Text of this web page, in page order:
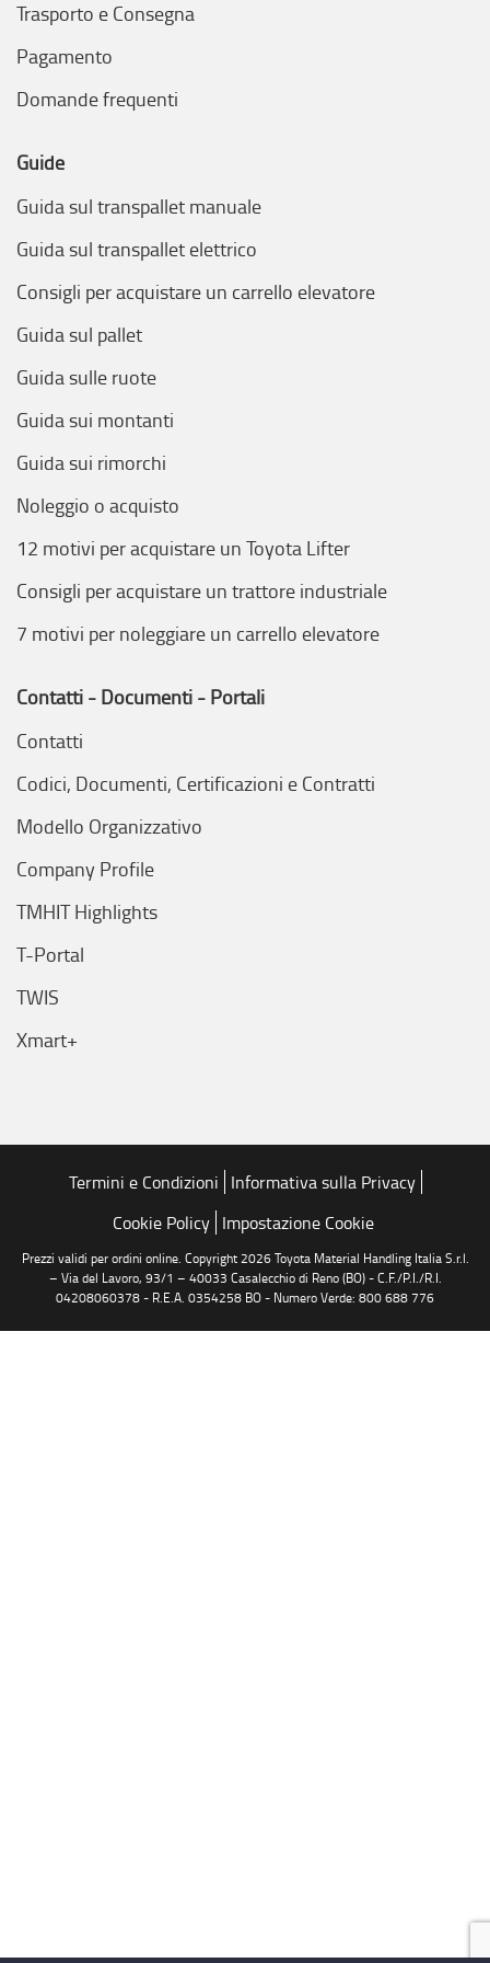
Trasporto e Consegna
Pagamento
Domande frequenti
Guide
Guida sul transpallet manuale
Guida sul transpallet elettrico
Consigli per acquistare un carrello elevatore
Guida sul pallet
Guida sulle ruote
Guida sui montanti
Guida sui rimorchi
Noleggio o acquisto
12 motivi per acquistare un Toyota Lifter
Consigli per acquistare un trattore industriale
7 motivi per noleggiare un carrello elevatore
Contatti - Documenti - Portali
Contatti
Codici, Documenti, Certificazioni e Contratti
Modello Organizzativo
Company Profile
TMHIT Highlights
T-Portal
TWIS
Xmart+
Termini e Condizioni Informativa sulla Privacy
Cookie Policy Impostazione Cookie
Prezzi validi per ordini online. Copyright 2026 Toyota Material Handling Italia S.r.l.
– Via del Lavoro, 93/1 – 40033 Casalecchio di Reno (BO) - C.F./P.I./R.I.
04208060378 - R.E.A. 0354258 BO - Numero Verde: 800 688 776